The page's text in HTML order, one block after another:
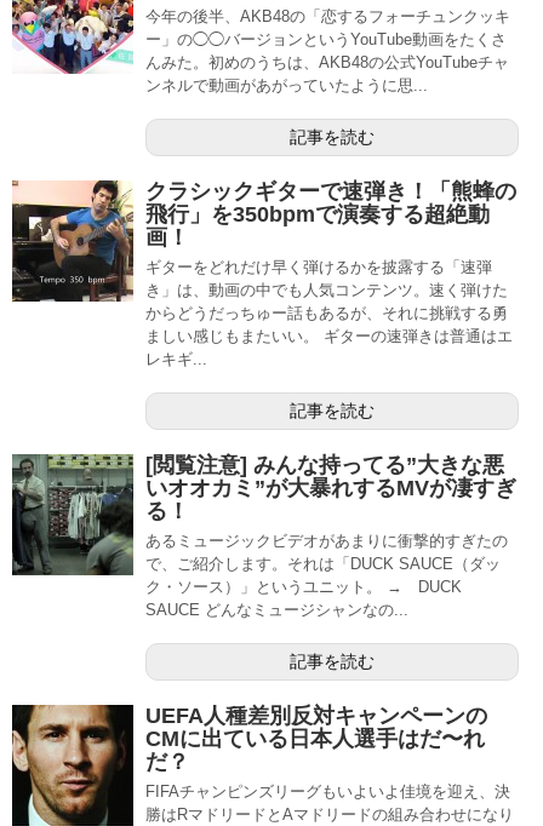
今年の後半、AKB48の「恋するフォーチュンクッキ
ー」の◯◯バージョンというYouTube動画をたくさ
んみた。初めのうちは、AKB48の公式YouTubeチャ
ンネルで動画があがっていたように思...
記事を読む
クラシックギターで速弾き！「熊蜂の
飛行」を350bpmで演奏する超絶動
画！
ギターをどれだけ早く弾けるかを披露する「速弾
き」は、動画の中でも人気コンテンツ。速く弾けた
からどうだっちゅー話もあるが、それに挑戦する勇
ましい感じもまたいい。 ギターの速弾きは普通はエ
レキギ...
記事を読む
[閲覧注意] みんな持ってる”大きな悪
いオオカミ”が大暴れするMVが凄すぎ
る！
あるミュージックビデオがあまりに衝撃的すぎたの
で、ご紹介します。それは「DUCK SAUCE（ダッ
ク・ソース）」というユニット。 → DUCK
SAUCE どんなミュージシャンなの...
記事を読む
UEFA人種差別反対キャンペーンの
CMに出ている日本人選手はだ〜れ
だ？
FIFAチャンピンズリーグもいよいよ佳境を迎え、決
勝はRマドリードとAマドリードの組み合わせになり